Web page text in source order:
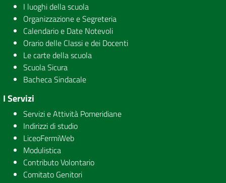
I luoghi della scuola
Organizzazione e Segreteria
Calendario e Date Notevoli
Orario delle Classi e dei Docenti
Le carte della scuola
Scuola Sicura
Bacheca Sindacale
I Servizi
Servizi e Attività Pomeridiane
Indirizzi di studio
LiceoFermiWeb
Modulistica
Contributo Volontario
Comitato Genitori